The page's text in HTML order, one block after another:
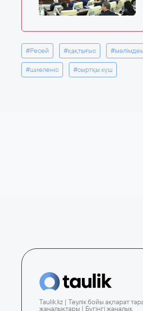
#Ресей #қақтығыс
#шиеленіс #сыртқы күш
Taulik.kz | Тәулік бойы ақпарат
жаңалықтары | Бүгінгі жаңалық